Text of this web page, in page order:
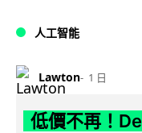
人工智能
Lawton 1 日
低價不再！